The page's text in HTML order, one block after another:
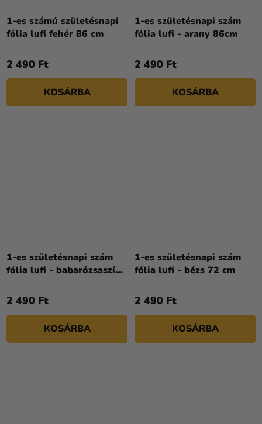
1-es számú születésnapi
fólia lufi fehér 86 cm
2 490 Ft
KOSÁRBA
1-es születésnapi szám
fólia lufi - arany 86cm
2 490 Ft
KOSÁRBA
1-es születésnapi szám
fólia lufi - babarózsaszín
2 490 Ft
KOSÁRBA
1-es születésnapi szám
fólia lufi - bézs 72 cm
2 490 Ft
KOSÁRBA